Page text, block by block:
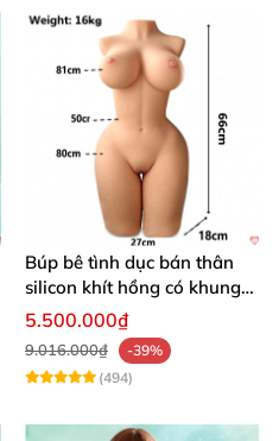
Búp bê tình dục bán thân
silicon khít hồng có khung
16kg
5.500.000₫
9.016.000₫
-39%
(494)